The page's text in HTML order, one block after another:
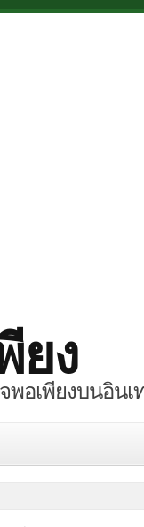
ยง
อเพียงบนอินเ